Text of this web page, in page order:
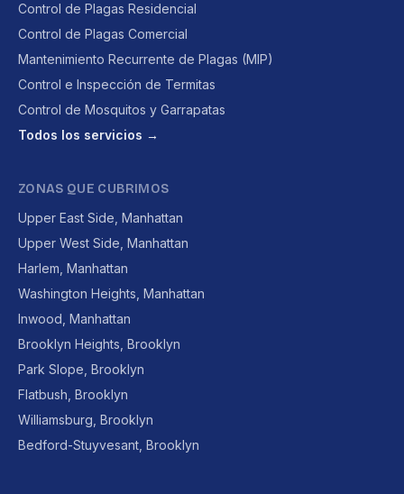
Control de Plagas Residencial
Control de Plagas Comercial
Mantenimiento Recurrente de Plagas (MIP)
Control e Inspección de Termitas
Control de Mosquitos y Garrapatas
Todos los servicios →
ZONAS QUE CUBRIMOS
Upper East Side, Manhattan
Upper West Side, Manhattan
Harlem, Manhattan
Washington Heights, Manhattan
Inwood, Manhattan
Brooklyn Heights, Brooklyn
Park Slope, Brooklyn
Flatbush, Brooklyn
Williamsburg, Brooklyn
Bedford-Stuyvesant, Brooklyn